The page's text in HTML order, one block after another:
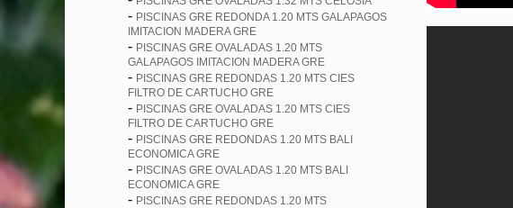
- PISCINAS GRE REDONDA 1.20 MTS GALAPAGOS
IMITACION MADERA GRE
- PISCINAS GRE OVALADAS 1.20 MTS
GALAPAGOS IMITACION MADERA GRE
- PISCINAS GRE REDONDAS 1.20 MTS CIES
FILTRO DE CARTUCHO GRE
- PISCINAS GRE OVALADAS 1.20 MTS CIES
FILTRO DE CARTUCHO GRE
- PISCINAS GRE REDONDAS 1.20 MTS BALI
ECONOMICA GRE
- PISCINAS GRE OVALADAS 1.20 MTS BALI
ECONOMICA GRE
- PISCINAS GRE REDONDAS 1.20 MTS